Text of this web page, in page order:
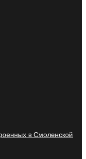
в Смоленской